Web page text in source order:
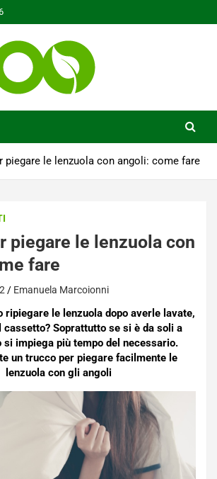
piegare le lenzuola con angoli: come fare
piegare le lenzuola con
fare
Emanuela Marcoionni
ripiegare le lenzuola dopo averle lavate,
cassetto? Soprattutto se si è da soli a
si impiega più tempo del necessario.
un trucco per piegare facilmente le
lenzuola con gli angoli